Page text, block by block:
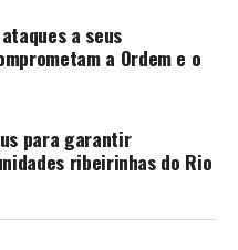
a seus
a Ordem e o
para garantir
ribeirinhas do Rio